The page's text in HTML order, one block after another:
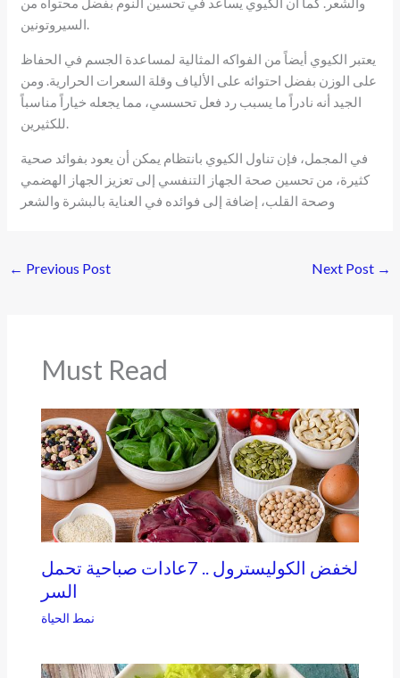
يعتبر الكيوي أيضاً من الفواكه المثالية لمساعدة الجسم في الحفاظ
على الوزن بفضل احتوائه على الألياف وقلة السعرات الحرارية. ومن
الجيد أنه نادراً ما يسبب رد فعل تحسسي، مما يجعله خياراً مناسباً
في المجمل، فإن تناول الكيوي بانتظام يمكن أن يعود بفوائد صحية
كثيرة، من تحسين صحة الجهاز التنفسي إلى تعزيز الجهاز الهضمي
وصحة القلب، إضافة إلى فوائده في العناية بالبشرة والشعر
← Previous Post Next Post →
Must Read
لخفض الكوليسترول .. 7عادات صباحية تحمل
السر
نمط الحياة